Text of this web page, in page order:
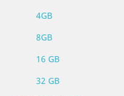
4GB
8GB
16 GB
32 GB